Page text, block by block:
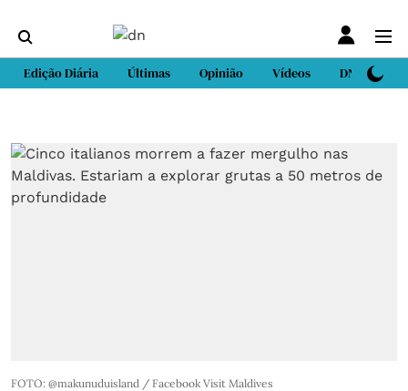
Edição Diária Últimas Opinião Vídeos DN Sport
FOTO: @makunuduisland / Facebook Visit Maldives